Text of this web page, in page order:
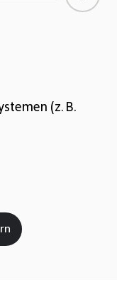
(z. B.